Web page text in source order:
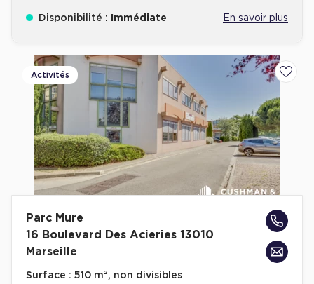
Disponibilité : Immédiate En savoir plus
Activités
Parc Mure
16 Boulevard Des Acieries 13010
Marseille
Surface : 510 m², non divisibles